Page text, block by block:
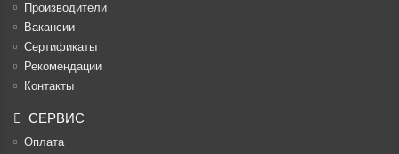
Производители
Вакансии
Cертификаты
Рекомендации
Контакты
СЕРВИС
Оплата